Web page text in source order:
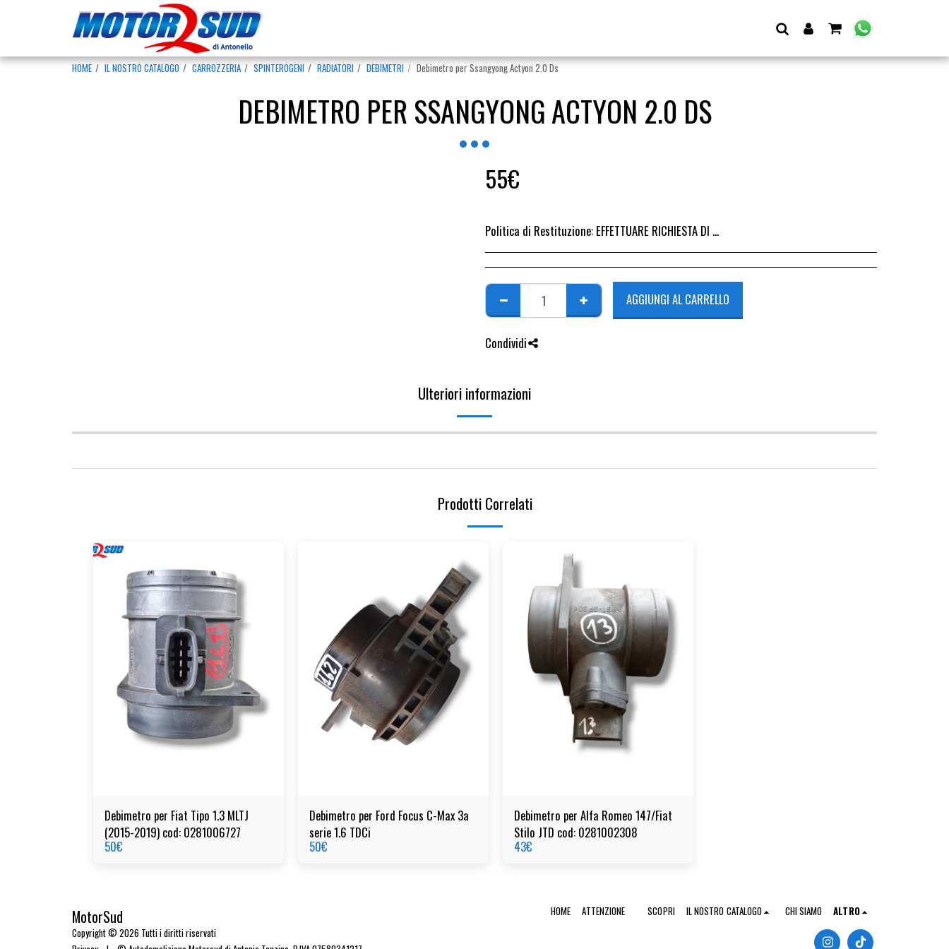
HOME IL NOSTRO CATALOGO CARROZZERIA SPINTEROGENI RADIATORI DEBIMETRI Debimetro per Ssangyong Actyon 2.0 Ds
DEBIMETRO PER SSANGYONG ACTYON 2.0 DS
55€
Politica di Restituzione: EFFETTUARE RICHIESTA DI RESO ENTRO 14 GIORNI DALL&#039;ACQUISTO DEL RICAMBIO, IL RIMBORSO VIENE EMESSO ALLA CONSEGNA DEL RICAMBIO IN SEDE.
AGGIUNGI AL CARRELLO
Condividi
Ulteriori informazioni
Prodotti Correlati
Debimetro per Fiat Tipo 1.3 MLTJ
(2015-2019) cod: 0281006727
50€
Debimetro per Ford Focus C-Max 3a
serie 1.6 TDCi
50€
Debimetro per Alfa Romeo 147/Fiat
Stilo JTD cod: 0281002308
43€
MotorSud
Copyright © 2026 Tutti i diritti riservati
HOME ATTENZIONE SCOPRI IL NOSTRO CATALOGO CHI SIAMO ALTRO